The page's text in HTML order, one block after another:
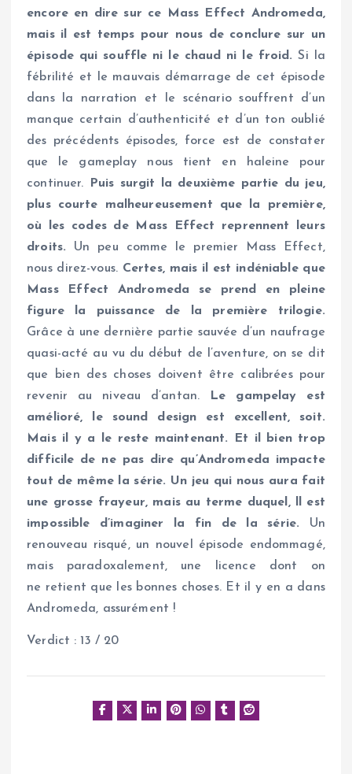
encore en dire sur ce Mass Effect Andromeda,
mais il est temps pour nous de conclure sur un
épisode qui souffle ni le chaud ni le froid. Si la
fébrilité et le mauvais démarrage de cet épisode
dans la narration et le scénario souffrent d’un
manque certain d’authenticité et d’un ton oublié
des précédents épisodes, force est de constater
que le gameplay nous tient en haleine pour
continuer.
Puis surgit la deuxième partie du jeu,
plus courte malheureusement que la première,
où les codes de Mass Effect reprennent leurs
droits. Un peu comme le premier Mass Effect,
nous direz-vous. Certes, mais il est indéniable que
Mass Effect Andromeda se prend en pleine
figure la puissance de la première trilogie.
Grâce à une dernière partie sauvée d’un naufrage
quasi-acté au vu du début de l’aventure, on se dit
que bien des choses doivent être calibrées pour
revenir au niveau d’antan.
Le gampelay est
amélioré, le sound design est excellent, soit.
Mais il y a le reste maintenant. Et il bien trop
difficile de ne pas dire qu’Andromeda impacte
tout de même la série. Un jeu qui nous aura fait
une grosse frayeur, mais au terme duquel, ll est
impossible d’imaginer la fin de la série. Un
renouveau risqué, un nouvel épisode endommagé,
mais paradoxalement, une licence dont on
ne retient que les bonnes choses. Et il y en a dans
Andromeda, assurément !
Verdict : 13 / 20